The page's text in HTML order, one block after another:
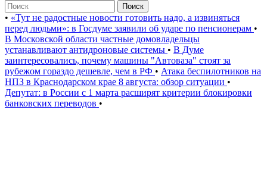
Поиск
• «Тут не радостные новости готовить надо, а извиняться
перед людьми»: в Госдуме заявили об ударе по пенсионерам •
В Московской области частные домовладельцы
устанавливают антидроновые системы • В Думе
заинтересовались, почему машины "Автоваза" стоят за
рубежом гораздо дешевле, чем в РФ • Атака беспилотников на
НПЗ в Краснодарском крае 8 августа: обзор ситуации •
Депутат: в России с 1 марта расширят критерии блокировки
банковских переводов •